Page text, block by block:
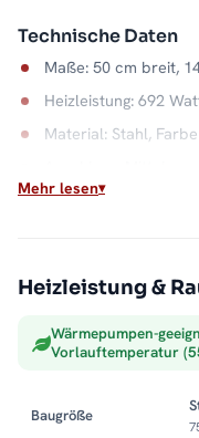
Technische Daten
Maße: 50 cm breit,
Heizleistung: 692
Material: Stahl,
Wasserkapazität: 6,6
Zuverlässige
vorhandene
immer vorgewärmt
finden Sie in der
Mehr lesen
Heizleistung &
Wärmepumpen-
Vorlauftemperatur
Baugröße